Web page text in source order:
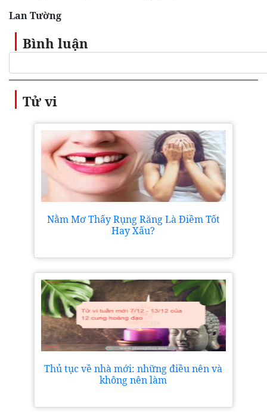
Lan Tường
Bình luận
Tử vi
Nằm Mơ Thấy Rụng Răng Là Điềm Tốt
Hay Xấu?
Thủ tục về nhà mới: những điều nên và
không nên làm